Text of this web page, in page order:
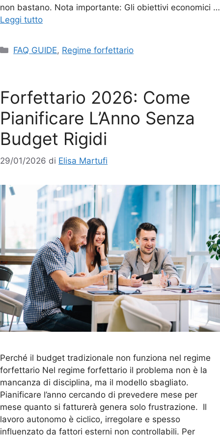
non bastano. Nota importante: Gli obiettivi economici …
Leggi tutto
FAQ GUIDE, Regime forfettario
Forfettario 2026: Come
Pianificare L’Anno Senza
Budget Rigidi
29/01/2026 di Elisa Martufi
Perché il budget tradizionale non funziona nel regime
forfettario Nel regime forfettario il problema non è la
mancanza di disciplina, ma il modello sbagliato.
Pianificare l’anno cercando di prevedere mese per
mese quanto si fatturerà genera solo frustrazione. Il
lavoro autonomo è ciclico, irregolare e spesso
influenzato da fattori esterni non controllabili. Per